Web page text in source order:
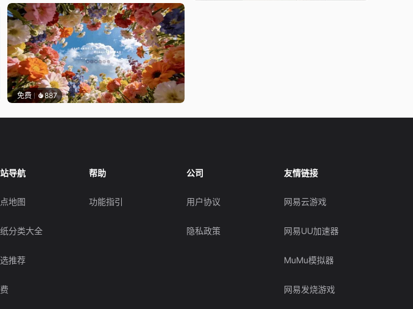
免费 887
导航
地图
分类大全
推荐
帮助
功能指引
公司
用户协议
隐私政策
友情链接
网易云游戏
网易UU加速器
MuMu模拟器
网易发烧游戏